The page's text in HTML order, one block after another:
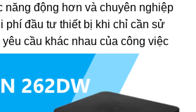
năng động hơn và chuyên nghiệp
phí đầu tư thiết bị khi chỉ cần sử
cầu khác nhau của công việc